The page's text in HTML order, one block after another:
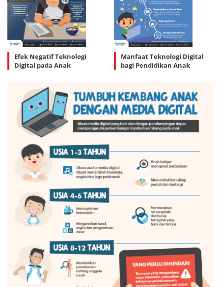
Efek Negatif Teknologi
Digital pada Anak
Manfaat Teknologi Digital
bagi Pendidikan Anak